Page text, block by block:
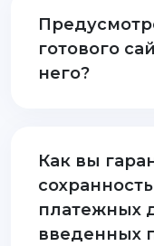
готового
него?
Как вы
платежных
введенных